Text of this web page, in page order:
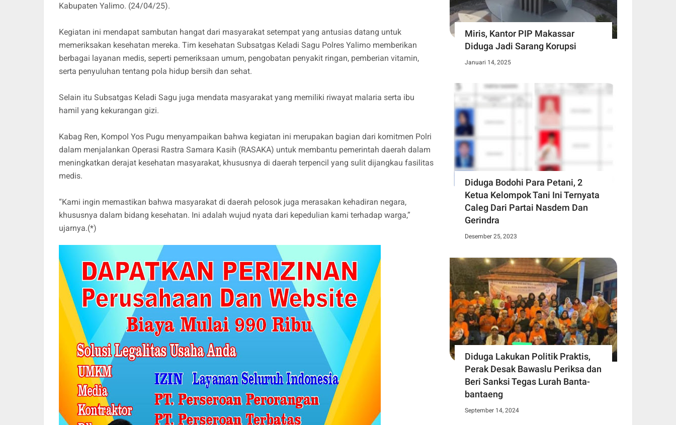
Kabupaten Yalimo. (24/04/25).
Kegiatan ini mendapat sambutan hangat dari masyarakat setempat yang antusias datang untuk
memeriksakan kesehatan mereka. Tim kesehatan Subsatgas Keladi Sagu Polres Yalimo memberikan
berbagai layanan medis, seperti pemeriksaan umum, pengobatan penyakit ringan, pemberian vitamin,
serta penyuluhan tentang pola hidup bersih dan sehat.
Selain itu Subsatgas Keladi Sagu juga mendata masyarakat yang memiliki riwayat malaria serta ibu
hamil yang kekurangan gizi.
Kabag Ren, Kompol Yos Pugu menyampaikan bahwa kegiatan ini merupakan bagian dari komitmen Polri
dalam menjalankan Operasi Rastra Samara Kasih (RASAKA) untuk membantu pemerintah daerah dalam
meningkatkan derajat kesehatan masyarakat, khususnya di daerah terpencil yang sulit dijangkau fasilitas
medis.
“Kami ingin memastikan bahwa masyarakat di daerah pelosok juga merasakan kehadiran negara,
khususnya dalam bidang kesehatan. Ini adalah wujud nyata dari kepedulian kami terhadap warga,”
ujarnya.(*)
Miris, Kantor PIP Makassar
Diduga Jadi Sarang Korupsi
Januari 14, 2025
Diduga Bodohi Para Petani, 2
Ketua Kelompok Tani Ini Ternyata
Caleg Dari Partai Nasdem Dan
Gerindra
Desember 25, 2023
Diduga Lakukan Politik Praktis,
Perak Desak Bawaslu Periksa dan
Beri Sanksi Tegas Lurah Banta-
bantaeng
September 14, 2024